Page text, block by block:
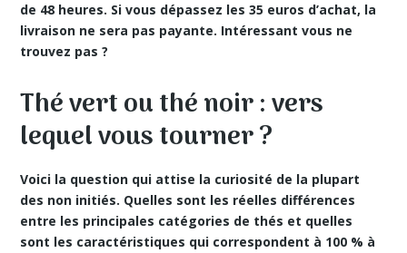
de 48 heures. Si vous dépassez les 35 euros d’achat, la
livraison ne sera pas payante. Intéressant vous ne
trouvez pas ?
Thé vert ou thé noir : vers
lequel vous tourner ?
Voici la question qui attise la curiosité de la plupart
des non initiés. Quelles sont les réelles différences
entre les principales catégories de thés et quelles
sont les caractéristiques qui correspondent à 100 % à